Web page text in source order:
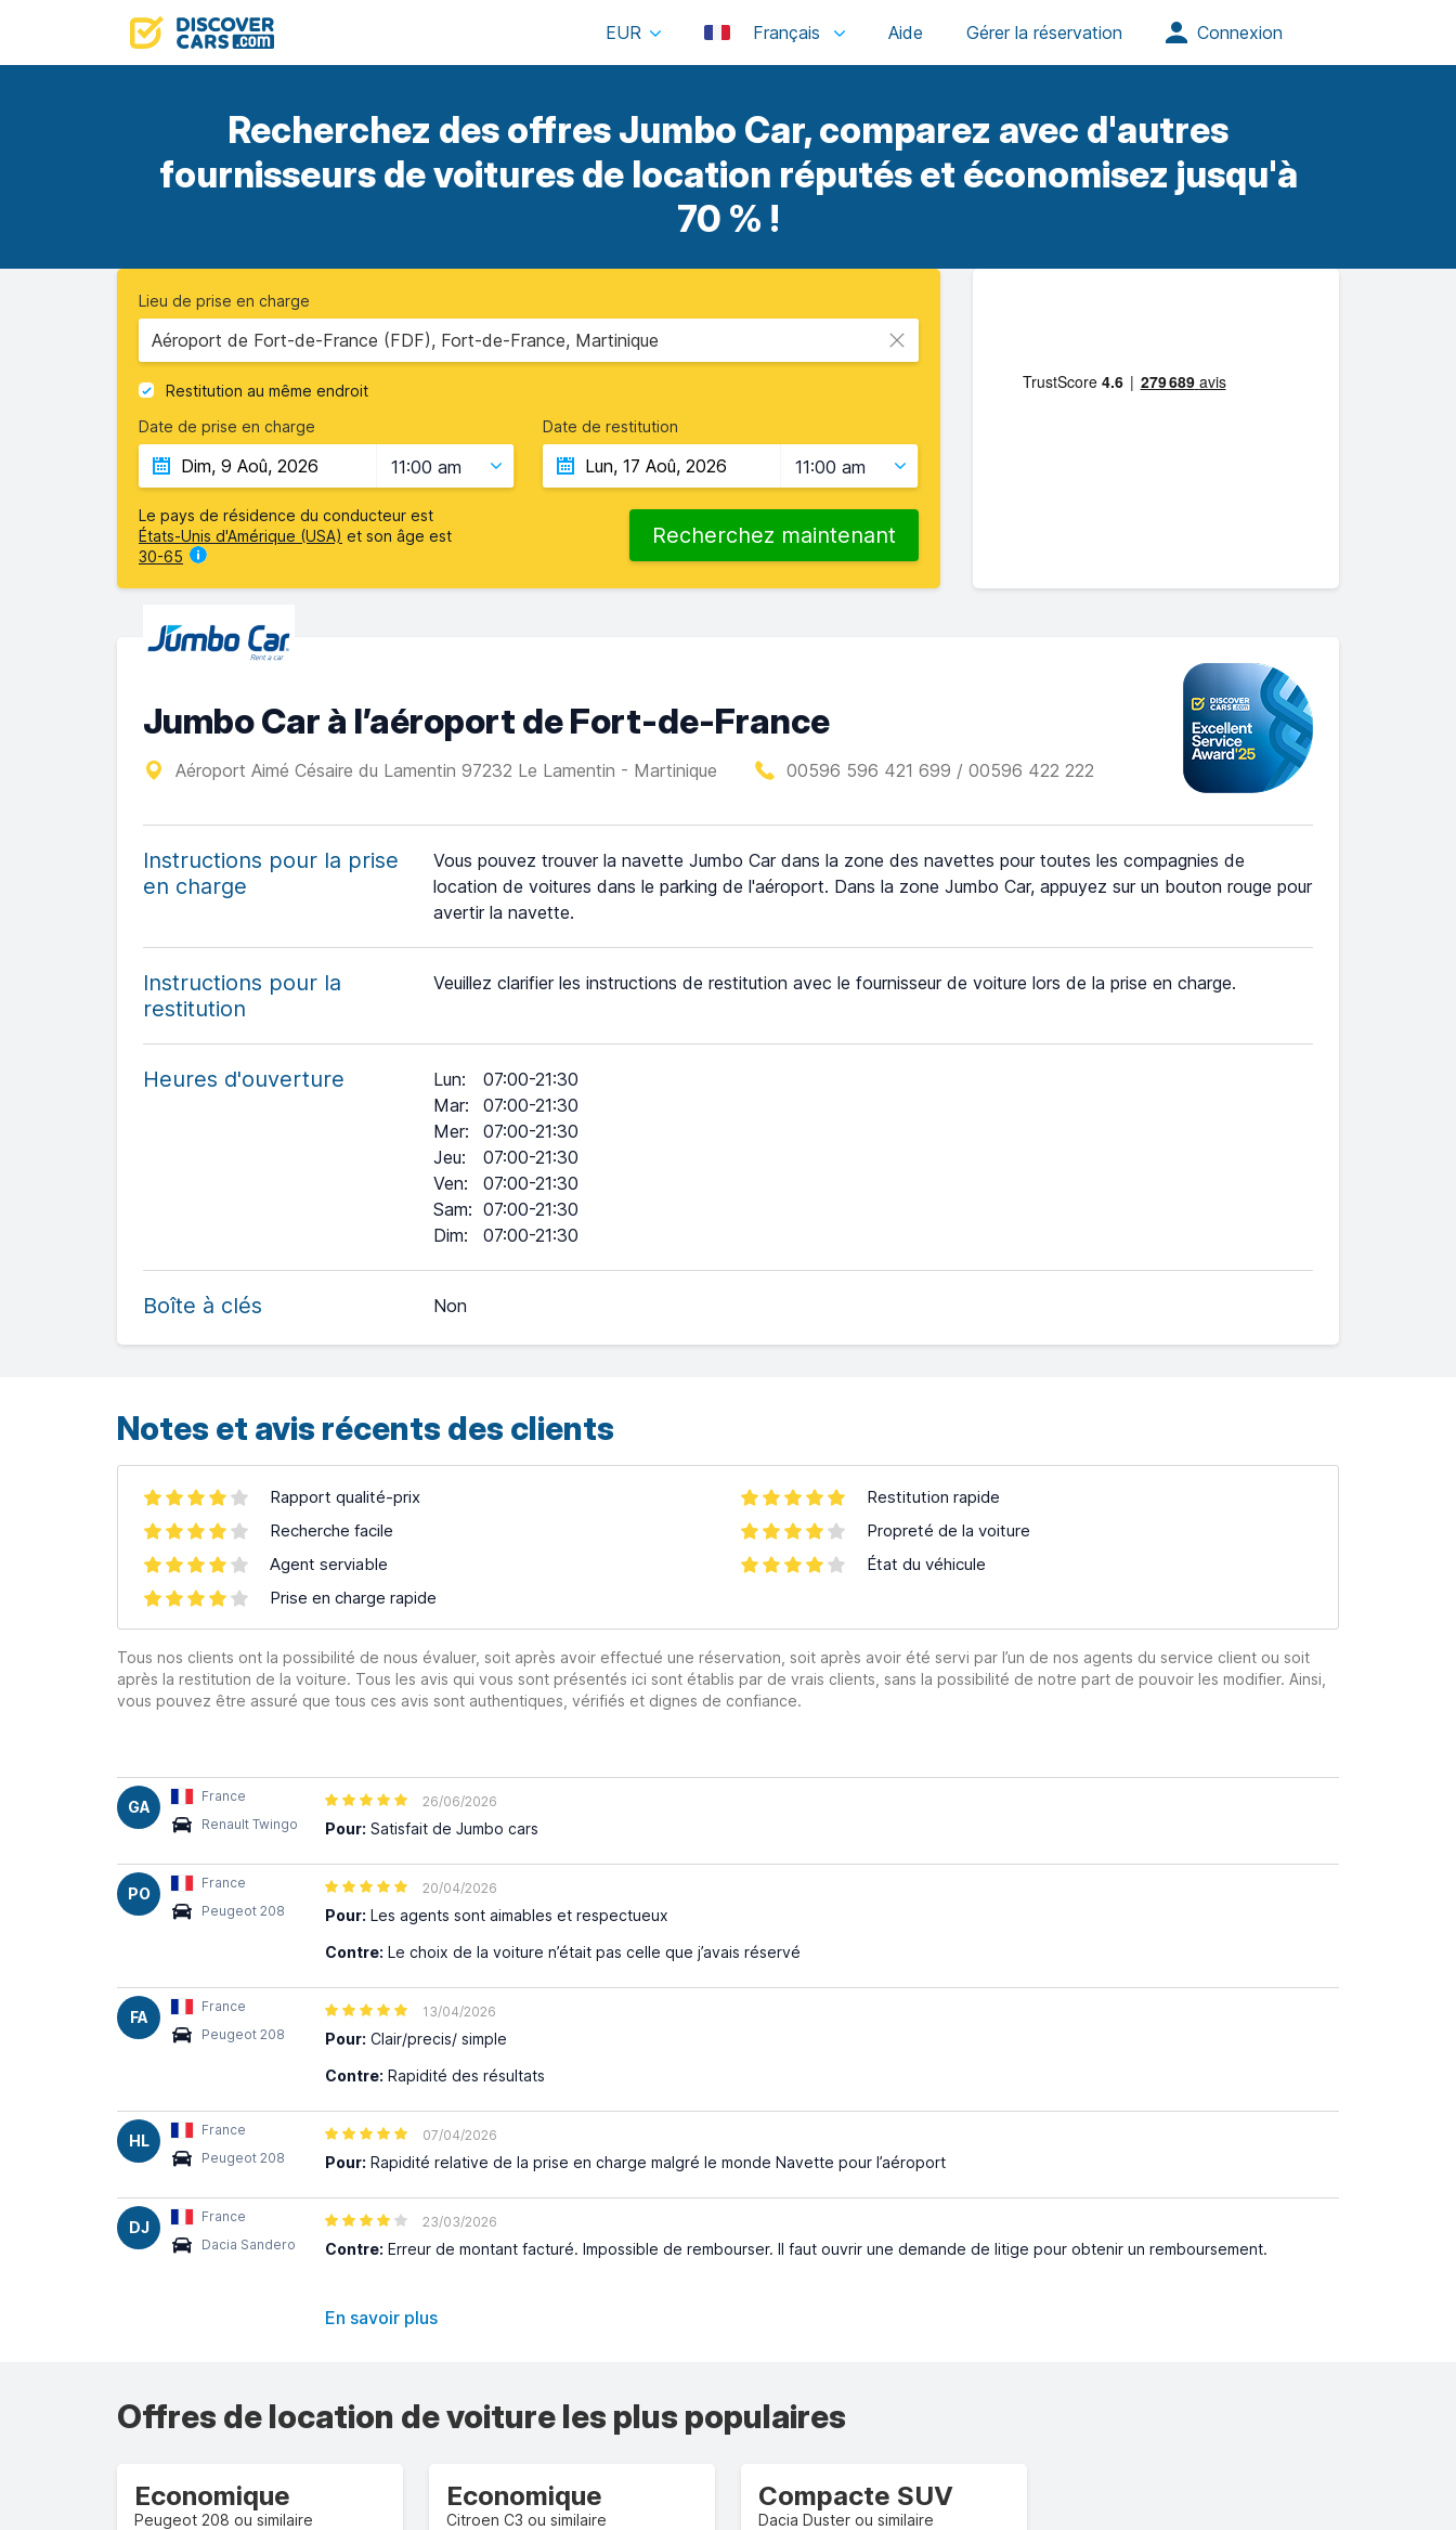
EUR Français
Recherchez des offres Jumbo Car, comparez avec d'autres
fournisseurs de voitures de location réputés et économisez jusqu'à
70 % !
Lieu de prise en charge
Aéroport de Fort-de-France (FDF), Fort-de-France, Martinique
Restitution au même endroit
Date de prise en charge
11:00 am
Date de restitution
11:00 am
Le pays de résidence du conducteur est
États-Unis d'Amérique (USA) et son âge est
30-65
Recherchez maintenant
Jumbo Car à l’aéroport de Fort-de-France
Aéroport Aimé Césaire du Lamentin 97232 Le Lamentin - Martinique 00596 596 421 699 / 00596 422 222
Instructions pour la prise
en charge
Vous pouvez trouver la navette Jumbo Car dans la zone des navettes pour toutes les compagnies de
location de voitures dans le parking de l'aéroport. Dans la zone Jumbo Car, appuyez sur un bouton rouge pour
avertir la navette.
Instructions pour la
restitution
Veuillez clarifier les instructions de restitution avec le fournisseur de voiture lors de la prise en charge.
Heures d'ouverture Lun:
07:00-21:30
Mar:
07:00-21:30
Mer:
07:00-21:30
Jeu:
07:00-21:30
Ven:
07:00-21:30
Sam: 07:00-21:30
Dim: 07:00-21:30
Boîte à clés Non
Notes et avis récents des clients
Rapport qualité-prix
Recherche facile
Agent serviable
Prise en charge rapide
Restitution rapide
Propreté de la voiture
État du véhicule
Tous nos clients ont la possibilité de nous évaluer, soit après avoir effectué une réservation, soit après avoir été servi par l’un de nos agents du service client ou soit
après la restitution de la voiture. Tous les avis qui vous sont présentés ici sont établis par de vrais clients, sans la possibilité de notre part de pouvoir les modifier. Ainsi,
vous pouvez être assuré que tous ces avis sont authentiques, vérifiés et dignes de confiance.
GA
France
Renault Twingo
26/06/2026
Pour: Satisfait de Jumbo cars
PO
France
Peugeot 208
20/04/2026
Pour: Les agents sont aimables et respectueux
Contre: Le choix de la voiture n’était pas celle que j’avais réservé
FA
France
Peugeot 208
13/04/2026
Pour: Clair/precis/ simple
Contre: Rapidité des résultats
HL
France
Peugeot 208
07/04/2026
Pour: Rapidité relative de la prise en charge malgré le monde Navette pour l’aéroport
DJ
France
Dacia Sandero
23/03/2026
Contre: Erreur de montant facturé. Impossible de rembourser. Il faut ouvrir une demande de litige pour obtenir un remboursement.
En savoir plus
Offres de location de voiture les plus populaires
Economique
Peugeot 208 ou similaire
Economique
Citroen C3 ou similaire
Compacte SUV
Dacia Duster ou similaire